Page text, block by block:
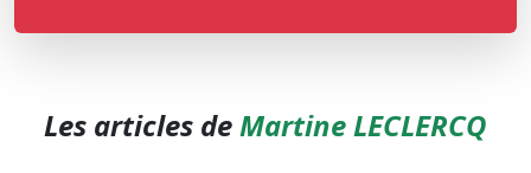
Les articles deMartine LECLERCQ